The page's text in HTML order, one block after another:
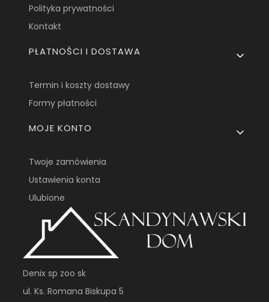
Polityka prywatności
Kontakt
PŁATNOŚCI I DOSTAWA
Termin i koszty dostawy
Formy płatności
MOJE KONTO
Twoje zamówienia
Ustawienia konta
Ulubione
Denix sp zoo sk
ul. Ks. Romana Biskupa 5